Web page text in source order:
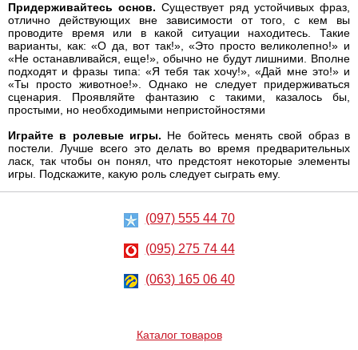
Придерживайтесь основ. Существует ряд устойчивых фраз,
отлично действующих вне зависимости от того, с кем вы
проводите время или в какой ситуации находитесь. Такие
варианты, как: «О да, вот так!», «Это просто великолепно!» и
«Не останавливайся, еще!», обычно не будут лишними. Вполне
подходят и фразы типа: «Я тебя так хочу!», «Дай мне это!» и
«Ты просто животное!». Однако не следует придерживаться
сценария. Проявляйте фантазию с такими, казалось бы,
простыми, но необходимыми непристойностями
Играйте в ролевые игры. Не бойтесь менять свой образ в
постели. Лучше всего это делать во время предварительных
ласк, так чтобы он понял, что предстоят некоторые элементы
игры. Подскажите, какую роль следует сыграть ему.
(097) 555 44 70
(095) 275 74 44
(063) 165 06 40
Каталог товаров